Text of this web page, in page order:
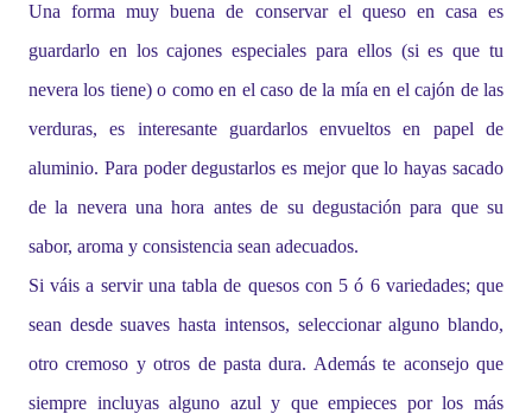
Una forma muy buena de conservar el queso en casa es
guardarlo en los cajones especiales para ellos (si es que tu
nevera los tiene) o como en el caso de la mía en el cajón de las
verduras, es interesante guardarlos envueltos en papel de
aluminio. Para poder degustarlos es mejor que lo hayas sacado
de la nevera una hora antes de su degustación para que su
sabor, aroma y consistencia sean adecuados.
Si váis a servir una tabla de quesos con 5 ó 6 variedades; que
sean desde suaves hasta intensos, seleccionar alguno blando,
otro cremoso y otros de pasta dura. Además te aconsejo que
siempre incluyas alguno azul y que empieces por los más